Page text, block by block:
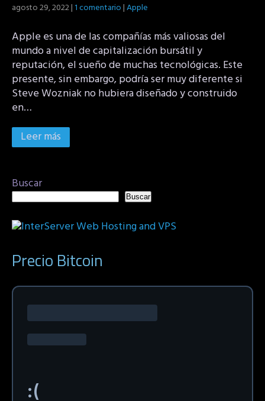
agosto 29, 2022|1 comentario|Apple
Apple es una de las compañías más valiosas del
mundo a nivel de capitalización bursátil y
reputación, el sueño de muchas tecnológicas. Este
presente, sin embargo, podría ser muy diferente si
Steve Wozniak no hubiera diseñado y construido
en…
Leer más
Buscar
Buscar
Precio Bitcoin